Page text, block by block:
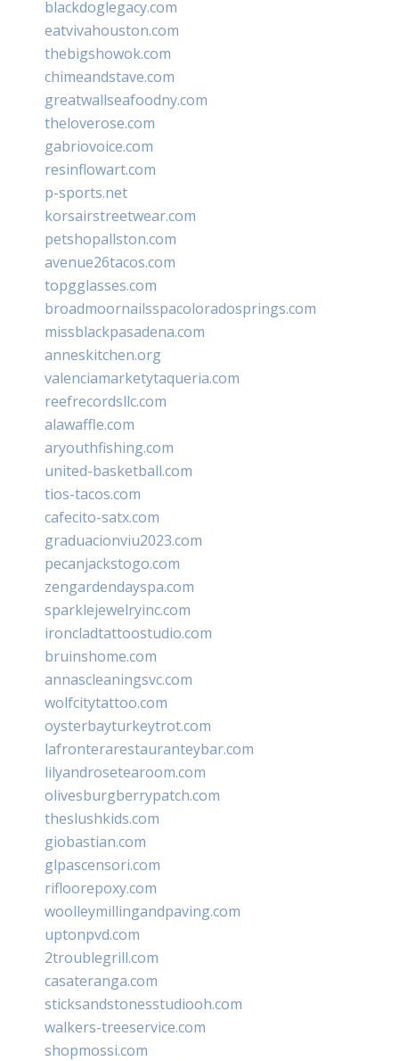
blackdoglegacy.com
eatvivahouston.com
thebigshowok.com
chimeandstave.com
greatwallseafoodny.com
theloverose.com
gabriovoice.com
resinflowart.com
p-sports.net
korsairstreetwear.com
petshopallston.com
avenue26tacos.com
topgglasses.com
broadmoornailsspacoloradosprings.com
missblackpasadena.com
anneskitchen.org
valenciamarketytaqueria.com
reefrecordsllc.com
alawaffle.com
aryouthfishing.com
united-basketball.com
tios-tacos.com
cafecito-satx.com
graduacionviu2023.com
pecanjackstogo.com
zengardendayspa.com
sparklejewelryinc.com
ironcladtattoostudio.com
bruinshome.com
annascleaningsvc.com
wolfcitytattoo.com
oysterbayturkeytrot.com
lafronterarestauranteybar.com
lilyandrosetearoom.com
olivesburgberrypatch.com
theslushkids.com
giobastian.com
glpascensori.com
rifloorepoxy.com
woolleymillingandpaving.com
uptonpvd.com
2troublegrill.com
casateranga.com
sticksandstonesstudiooh.com
walkers-treeservice.com
shopmossi.com